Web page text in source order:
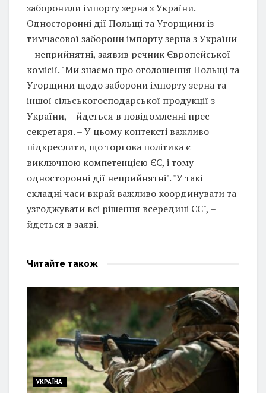
заборонили імпорту зерна з України.
Односторонні дії Польщі та Угорщини із
тимчасової заборони імпорту зерна з України
– неприйнятні, заявив речник Європейської
комісії. "Ми знаємо про оголошення Польщі та
Угорщини щодо заборони імпорту зерна та
іншої сільськогосподарської продукції з
України, – йдеться в повідомленні прес-
секретаря. – У цьому контексті важливо
підкреслити, що торгова політика є
виключною компетенцією ЄС, і тому
односторонні дії неприйнятні". "У такі
складні часи вкрай важливо координувати та
узгоджувати всі рішення всередині ЄС", –
йдеться в заяві.
Читайте також
УКРАЇНА